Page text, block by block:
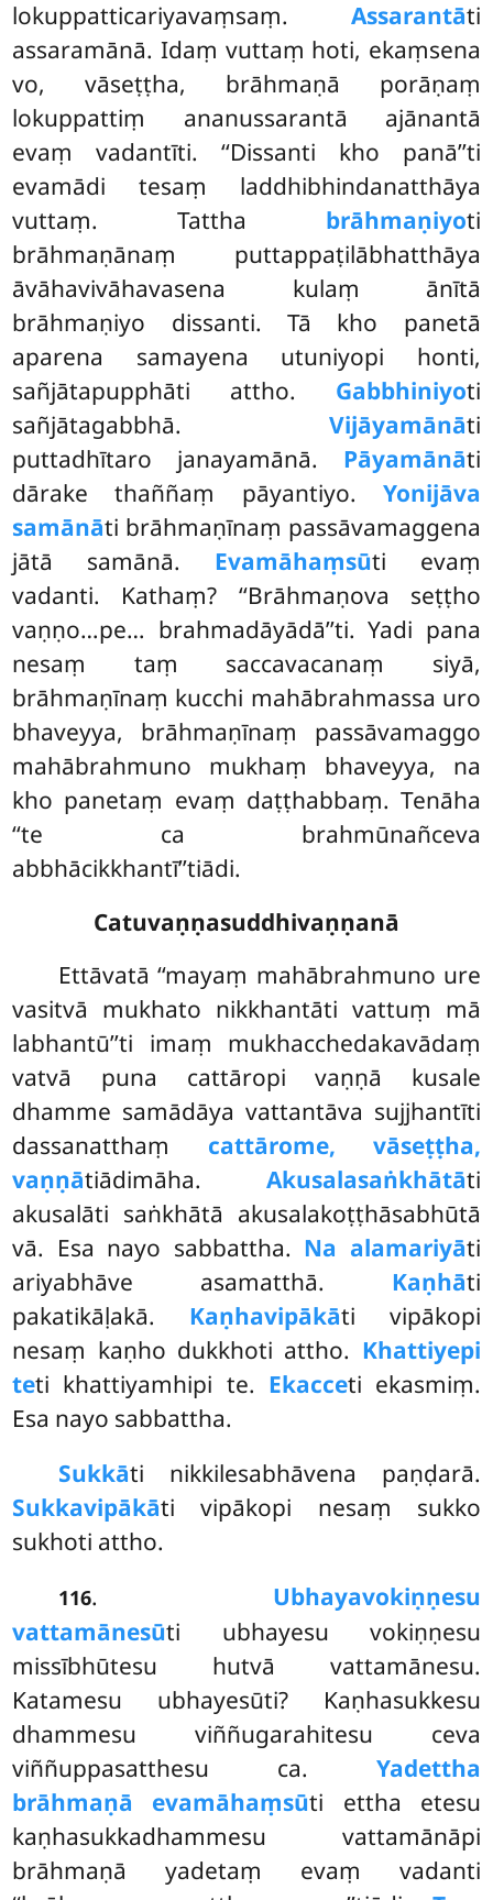
lokuppatticariyavaṃsaṃ. Assarantāti
assaramānā. Idaṃ vuttaṃ hoti, ekaṃsena
vo, vāseṭṭha, brāhmaṇā porāṇaṃ
lokuppattiṃ ananussarantā ajānantā
evaṃ vadantīti. ‘‘Dissanti kho panā’’ti
evamādi tesaṃ laddhibhindanatthāya
vuttaṃ. Tattha brāhmaṇiyoti
brāhmaṇānaṃ puttappaṭilābhatthāya
āvāhavivāhavasena kulaṃ ānītā
brāhmaṇiyo dissanti. Tā kho panetā
aparena samayena utuniyopi honti,
sañjātapupphāti attho. Gabbhiniyoti
sañjātagabbhā. Vijāyamānāti
puttadhītaro janayamānā. Pāyamānāti
dārake thaññaṃ pāyantiyo. Yonijāva
samānāti brāhmaṇīnaṃ passāvamaggena
jātā samānā. Evamāhaṃsūti evaṃ
vadanti. Kathaṃ? ‘‘Brāhmaṇova seṭṭho
vaṇṇo…pe… brahmadāyādā’’ti. Yadi pana
nesaṃ taṃ saccavacanaṃ siyā,
brāhmaṇīnaṃ kucchi mahābrahmassa uro
bhaveyya, brāhmaṇīnaṃ passāvamaggo
mahābrahmuno mukhaṃ bhaveyya, na
kho panetaṃ evaṃ daṭṭhabbaṃ. Tenāha
‘‘te ca brahmūnañceva
abbhācikkhantī’’tiādi.
Catuvaṇṇasuddhivaṇṇanā
Ettāvatā ‘‘mayaṃ mahābrahmuno ure
vasitvā mukhato nikkhantāti vattuṃ mā
labhantū’’ti imaṃ mukhacchedakavādaṃ
vatvā puna cattāropi vaṇṇā kusale
dhamme samādāya vattantāva sujjhantīti
dassanatthaṃ cattārome, vāseṭṭha,
vaṇṇātiādimāha. Akusalasaṅkhātāti
akusalāti saṅkhātā akusalakoṭṭhāsabhūtā
vā. Esa nayo sabbattha. Na alamariyāti
ariyabhāve asamatthā. Kaṇhāti
pakatikāḷakā. Kaṇhavipākāti vipākopi
nesaṃ kaṇho dukkhoti attho. Khattiyepi
teti khattiyamhipi te. Ekacceti ekasmiṃ.
Esa nayo sabbattha.
Sukkāti nikkilesabhāvena paṇḍarā.
Sukkavipākāti vipākopi nesaṃ sukko
sukhoti attho.
116. Ubhayavokiṇṇesu
vattamānesūti ubhayesu vokiṇṇesu
missībhūtesu hutvā vattamānesu.
Katamesu ubhayesūti? Kaṇhasukkesu
dhammesu viññugarahitesu ceva
viññuppasatthesu ca. Yadettha
brāhmaṇā evamāhaṃsūti ettha etesu
kaṇhasukkadhammesu vattamānāpi
brāhmaṇā yadetaṃ evaṃ vadanti